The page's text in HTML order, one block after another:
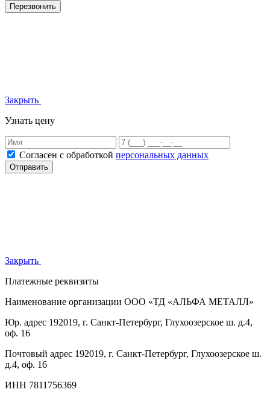
Перезвонить
Закрыть
Узнать цену
Согласен с обработкой персональных данных
Отправить
Закрыть
Платежные реквизиты
Наименование организации ООО «ТД «АЛЬФА МЕТАЛЛ»
Юр. адрес 192019, г. Санкт-Петербург, Глухоозерское ш. д.4,
оф. 16
Почтовый адрес 192019, г. Санкт-Петербург, Глухоозерское ш.
д.4, оф. 16
ИНН 7811756369